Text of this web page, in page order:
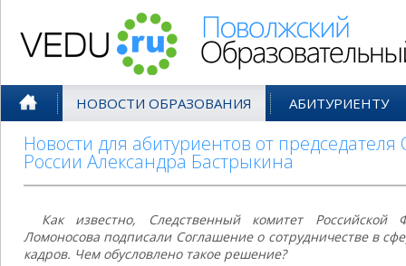
НОВОСТИ ОБРАЗОВАНИЯ АБИТУРИЕНТУ
Новости для абитуриентов от председателя
России Александра Бастрыкина
Как известно, Следственный комитет
Ломоносова подписали Соглашение о сотрудничестве в
кадров. Чем обусловлено такое решение?